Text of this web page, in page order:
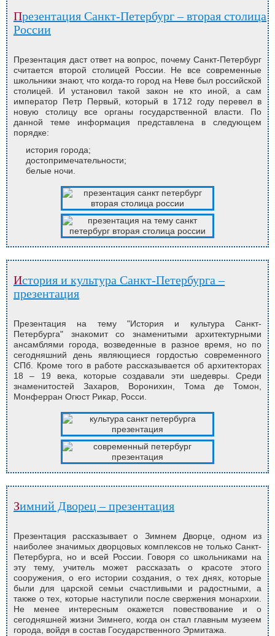
Презентация Санкт-Петербург – вторая столица
России
Презентация даст ответ на вопрос, почему Санкт-Петербург
считается второй столицей России. Не все современные
школьники знают, что когда-то город на Неве был российской
столицей. И установил такой закон не кто иной, а сам
император Петр Первый, который в 1712 году перевел в
новую столицу все органы государственной власти. По
данной теме информация представлена в следующем
порядке:
история города;
достопримечательности;
белые ночи.
История и культура Санкт-Петербурга –
презентация
Презентация на тему "История и культура Санкт-
Петербурга" знакомит со знаменитыми архитектурными
ансамблями города, возведенные в разное время, но по
сегодняшний день являющиеся гордостью современного
СПб. Кроме того в работе рассказывается об архитекторах
18 – 19 века, которые создавали эти шедевры. Среди
знаменитостей Захаров, Воронихин, Тома де Томон,
Монферран Огюст Рикар, Росси.
Зимний Дворец – презентация
Презентация рассказывает о Зимнем Дворце, одном из
наиболее значимых дворцовых комплексов не только Санкт-
Петербурга, но и всей России. Говоря со школьниками на
эту тему, учитель может рассказать о красоте этого
сооружения, о его истории создания, о тех днях, которые
были для царской семьи счастливыми и радостными, а
также о тех, которые наступили после свержения монархии.
Не менее интересным окажется повествование и о
сегодняшней жизни Зимнего, когда он стал главным музеем
города, войдя в состав Государственного Эрмитажа.